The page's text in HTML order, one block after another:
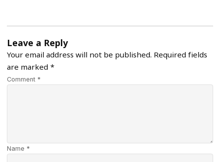
Leave a Reply
Your email address will not be published. Required fields
are marked *
Comment *
Name *